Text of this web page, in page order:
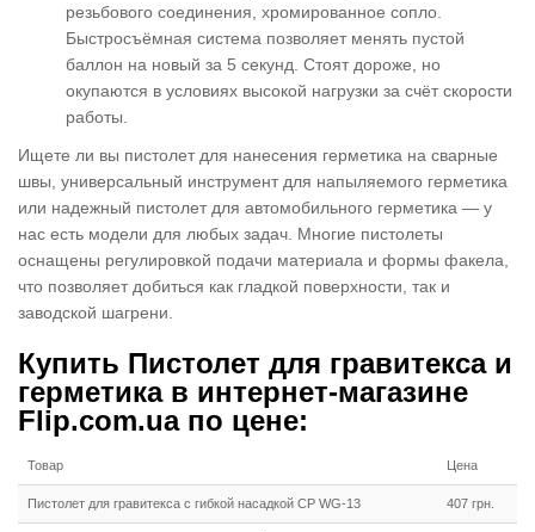
резьбового соединения, хромированное сопло.
Быстросъёмная система позволяет менять пустой
баллон на новый за 5 секунд. Стоят дороже, но
окупаются в условиях высокой нагрузки за счёт скорости
работы.
Ищете ли вы пистолет для нанесения герметика на сварные
швы, универсальный инструмент для напыляемого герметика
или надежный пистолет для автомобильного герметика — у
нас есть модели для любых задач. Многие пистолеты
оснащены регулировкой подачи материала и формы факела,
что позволяет добиться как гладкой поверхности, так и
заводской шагрени.
Купить Пистолет для гравитекса и
герметика в интернет-магазине
Flip.com.ua по цене:
Товар Цена
Пистолет для гравитекса с гибкой насадкой CP WG-13 407 грн.